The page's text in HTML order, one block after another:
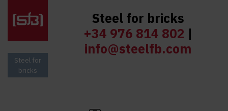
Steel for
bricks
Steel for bricks
+34 976 814 802 |
info@steelfb.com